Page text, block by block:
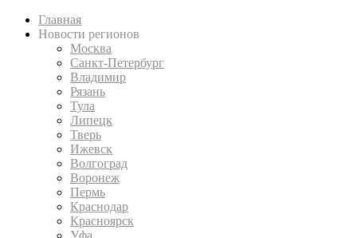
Главная
Новости регионов
Москва
Санкт-Петербург
Владимир
Рязань
Тула
Липецк
Тверь
Ижевск
Волгоград
Воронеж
Пермь
Краснодар
Красноярск
Уфа